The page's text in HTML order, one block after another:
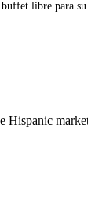
libre para
Hispanic